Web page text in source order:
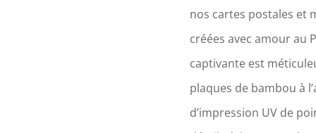
nos cartes postales et
créées avec amour au
captivante est
plaques de bambou à
d’impression UV de